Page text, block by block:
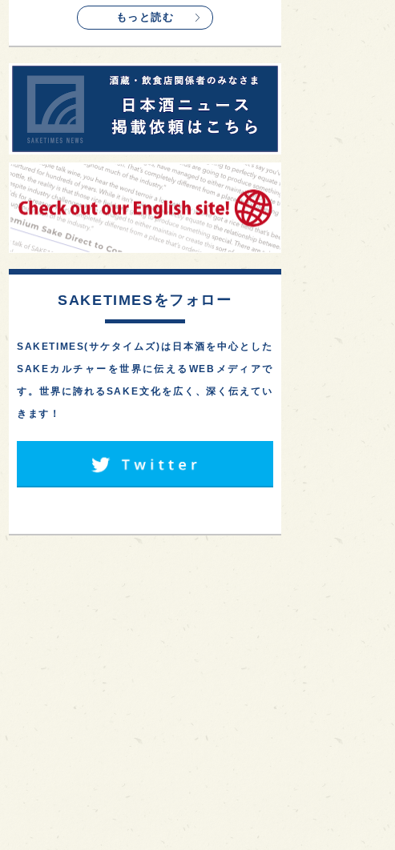
もっと読む
SAKETIMESをフォロー
SAKETIMES(サケタイムズ)は日本酒を中心とした
SAKEカルチャーを世界に伝えるWEBメディアで
す。世界に誇れるSAKE文化を広く、深く伝えてい
きます！